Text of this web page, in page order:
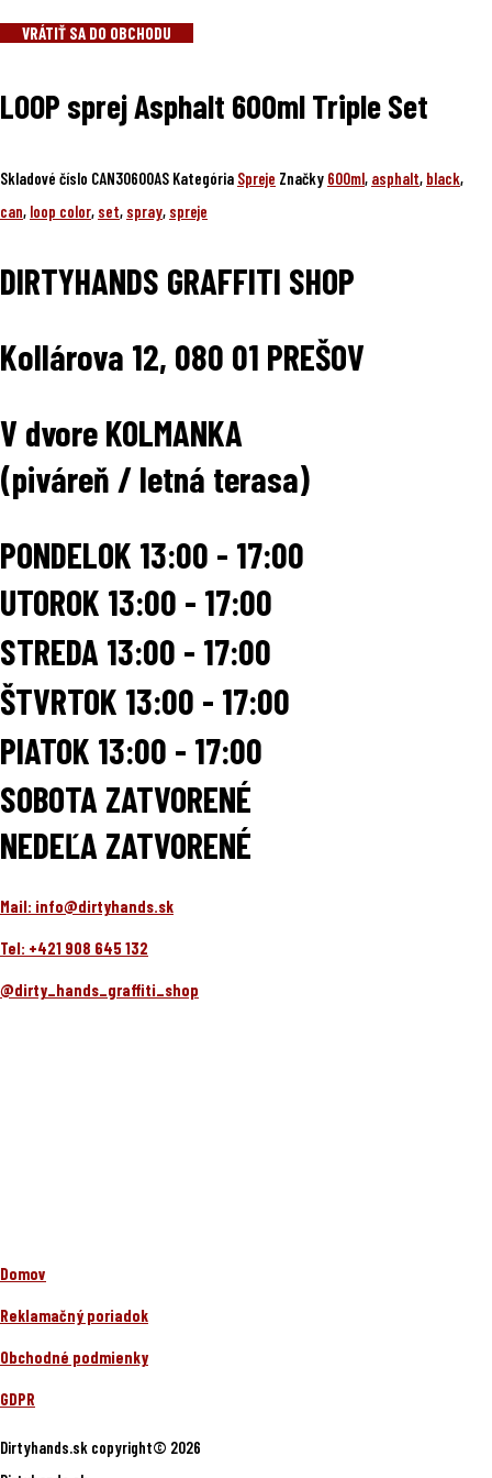
VRÁTIŤ SA DO OBCHODU
LOOP sprej Asphalt 600ml Triple Set
Skladové číslo CAN30600AS Kategória Spreje Značky 600ml, asphalt, black,
can, loop color, set, spray, spreje
DIRTYHANDS GRAFFITI SHOP
Kollárova 12, 080 01 PREŠOV
V dvore KOLMANKA
(piváreň / letná terasa)
PONDELOK 13:00 - 17:00
UTOROK 13:00 - 17:00
STREDA 13:00 - 17:00
ŠTVRTOK 13:00 - 17:00
PIATOK 13:00 - 17:00
SOBOTA ZATVORENÉ
NEDEĽA ZATVORENÉ
Mail: info@dirtyhands.sk
Tel: +421 908 645 132
@dirty_hands_graffiti_shop
Domov
Reklamačný poriadok
Obchodné podmienky
GDPR
Dirtyhands.sk copyright© 2026